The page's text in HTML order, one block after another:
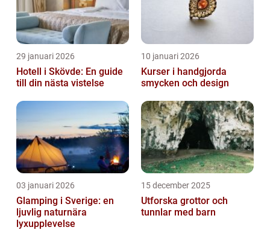
29 januari 2026
Hotell i Skövde: En guide
till din nästa vistelse
10 januari 2026
Kurser i handgjorda
smycken och design
03 januari 2026
Glamping i Sverige: en
ljuvlig naturnära
lyxupplevelse
15 december 2025
Utforska grottor och
tunnlar med barn